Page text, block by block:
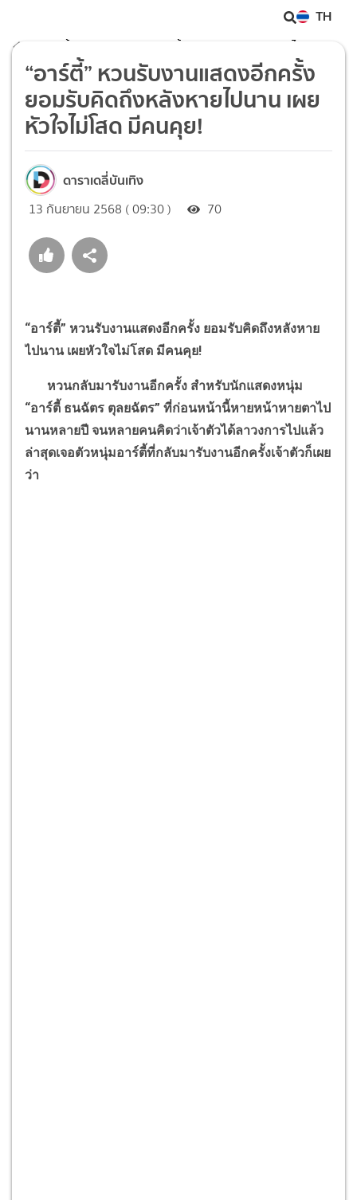
TH
“อาร์ตี้” หวนรับงานแสดงอีกครั้ง ยอมรับคิดถึงหลังหายไปนาน เผย
หัวใจไม่โสด มีคนคุย!
“อาร์ตี้” หวนรับงานแสดงอีกครั้ง
ยอมรับคิดถึงหลังหายไปนาน เผย
หัวใจไม่โสด มีคนคุย!
ดาราเดลี่บันเทิง
13 กันยายน 2568 ( 09:30 ) 70
“อาร์ตี้” หวนรับงานแสดงอีกครั้ง ยอมรับคิดถึงหลังหาย
ไปนาน เผยหัวใจไม่โสด มีคนคุย!
หวนกลับมารับงานอีกครั้ง สำหรับนักแสดงหนุ่ม
“อาร์ตี้ ธนฉัตร ตุลยฉัตร” ที่ก่อนหน้านี้หายหน้าหายตาไป
นานหลายปี จนหลายคนคิดว่าเจ้าตัวได้ลาวงการไปแล้ว
ล่าสุดเจอตัวหนุ่มอาร์ตี้ที่กลับมารับงานอีกครั้งเจ้าตัวก็เผย
ว่า